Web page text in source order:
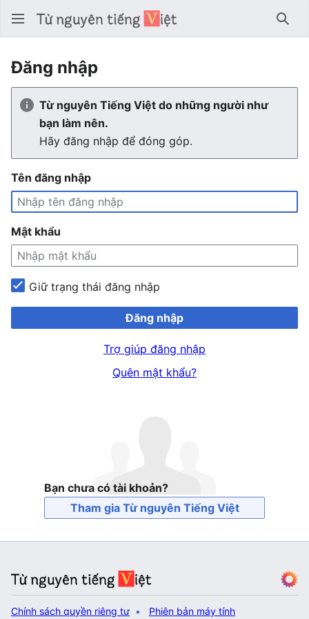
Tìm
Đăng nhập
Từ nguyên Tiếng Việt do những người như
bạn làm nên.
Hãy đăng nhập để đóng góp.
Tên đăng nhập
Mật khẩu
Giữ trạng thái đăng nhập
Đăng nhập
Trợ giúp đăng nhập
Quên mật khẩu?
Bạn chưa có tài khoản?
Tham gia Từ nguyên Tiếng Việt
Chính sách quyền riêng tư Phiên bản máy tính